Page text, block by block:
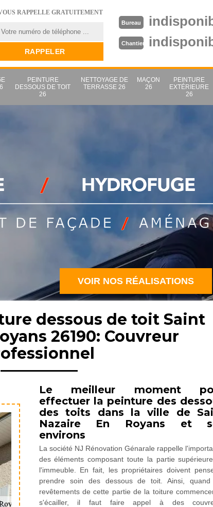
RAPPELLE GRATUITEMENT
Bureau
Chantier
PEINTURE
DESSOUS DE TOIT
26
NETTOYAGE DE
TERRASSE 26
MAÇON
26
PEINTURE
EXTÉRIEURE
26
VOIR NOS RÉALISATIONS
dessous de toit Saint
26190: Couvreur
Le meilleur moment
effectuer la peinture des
des toits dans la ville de
Nazaire En Royans et
environs
La société NJ Rénovation Génarale rappelle
des éléments composant toute la partie
l'immeuble. En fait, les propriétaires doivent
prendre soin des dessous de toit. Ainsi,
revêtements de cette partie de la toiture
s'écailler, il faut faire appel à des